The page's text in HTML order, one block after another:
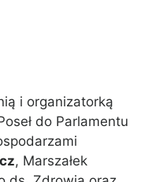
i organizatorką
do Parlamentu
, Marszałek